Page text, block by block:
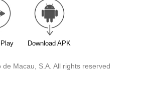
Download APK
Macau, S.A. All rights reserved